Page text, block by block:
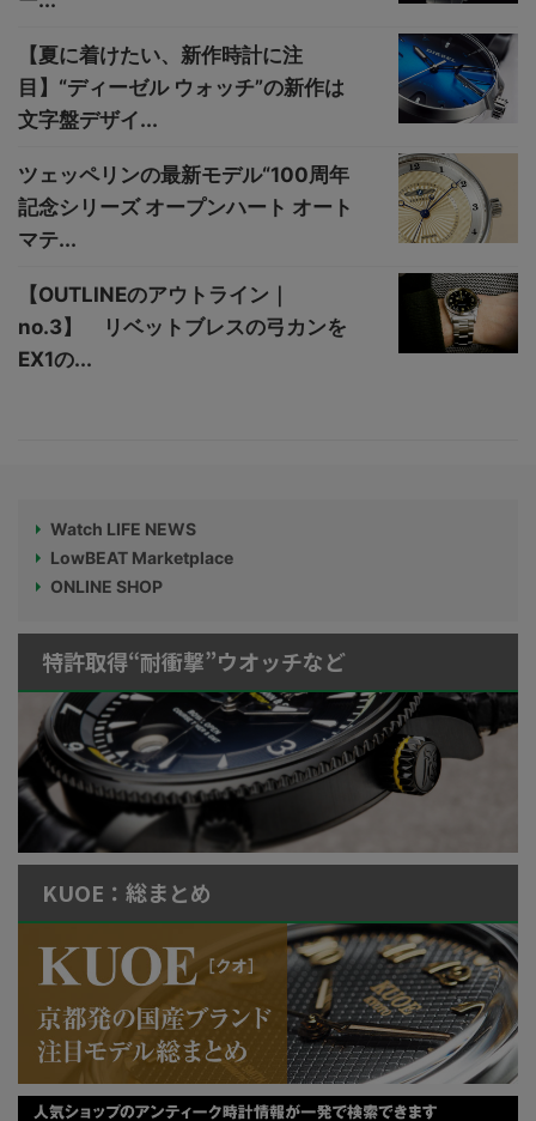
【夏に着けたい、新作時計に注
目】“ディーゼル ウォッチ”の新作は
文字盤デザイ...
ツェッペリンの最新モデル“100周年
記念シリーズ オープンハート オート
マテ...
【OUTLINEのアウトライン｜
no.3】 リベットブレスの弓カンを
EX1の...
Watch LIFE NEWS
LowBEAT Marketplace
ONLINE SHOP
特許取得“耐衝撃”ウオッチなど
KUOE：総まとめ